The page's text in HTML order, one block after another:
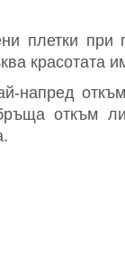
плетки при
красотата
напред
откъм